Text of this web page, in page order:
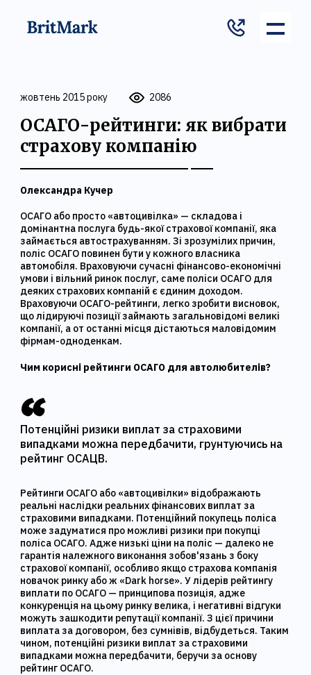
жовтень 2015 року 2086
ОСАГО-рейтинги: як вибрати
страхову компанію
Олександра Кучер
ОСАГО або просто «автоцивілка» — складова і
домінантна послуга будь-якої страхової компанії, яка
займається автострахуванням. Зі зрозумілих причин,
поліс ОСАГО повинен бути у кожного власника
автомобіля. Враховуючи сучасні фінансово-економічні
умови і вільний ринок послуг, саме поліси ОСАГО для
деяких страхових компаній є єдиним доходом.
Враховуючи ОСАГО-рейтинги, легко зробити висновок,
що лідируючі позиції займають загальновідомі великі
компанії, а от останні місця дістаються маловідомим
фірмам-одноденкам.
Чим корисні рейтинги ОСАГО для автолюбителів?
Потенційні ризики виплат за страховими
випадками можна передбачити, грунтуючись на
рейтинг ОСАЦВ.
Рейтинги ОСАГО або «автоцивілки» відображають
реальні наслідки реальних фінансових виплат за
страховими випадками. Потенційний покупець поліса
може задуматися про можливі ризики при покупці
поліса ОСАГО. Адже низькі ціни на поліс — далеко не
гарантія належного виконання зобов'язань з боку
страхової компанії, особливо якщо страхова компанія
новачок ринку або ж «Dark horse». У лідерів рейтингу
виплати по ОСАГО — принципова позиція, адже
конкуренція на цьому ринку велика, і негативні відгуки
можуть зашкодити репутації компанії. З цієї причини
виплата за договором, без сумнівів, відбудеться. Таким
чином, потенційні ризики виплат за страховими
випадками можна передбачити, беручи за основу
рейтинг ОСАГО.